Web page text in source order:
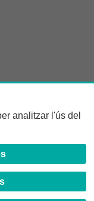
Barcelona | C.
analitzar l'ús del